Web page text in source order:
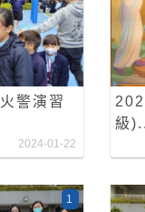
警演習
2024-01-22
級
1